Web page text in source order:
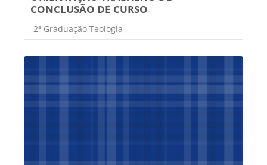
CONCLUSÃO DE CURSO
Categoria do curso
2ª Graduação Teologia